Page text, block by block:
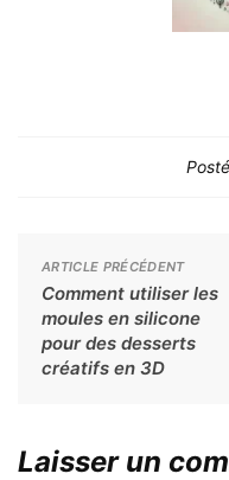
ARTICLE PRÉCÉDENT
Comment utiliser les
moules en silicone
pour des desserts
créatifs en 3D
Laisser un